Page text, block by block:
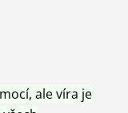
ale víra je